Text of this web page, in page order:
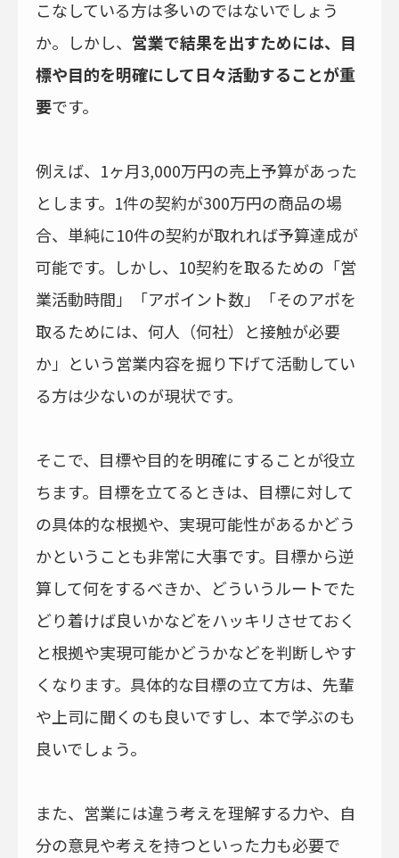
こなしている方は多いのではないでしょう
か。しかし、 営業で結果を出すためには、目
標や目的を明確にして日々活動することが重
要です。
例えば、1ヶ月3,000万円の売上予算があった
とします。1件の契約が300万円の商品の場
合、単純に10件の契約が取れれば予算達成が
可能です。しかし、10契約を取るための「営
業活動時間」「アポイント数」「そのアポを
取るためには、何人（何社）と接触が必要
か」という営業内容を掘り下げて活動してい
る方は少ないのが現状です。
そこで、目標や目的を明確にすることが役立
ちます。目標を立てるときは、目標に対して
の具体的な根拠や、実現可能性があるかどう
かということも非常に大事です。目標から逆
算して何をするべきか、どういうルートでた
どり着けば良いかなどをハッキリさせておく
と根拠や実現可能かどうかなどを判断しやす
くなります。具体的な目標の立て方は、先輩
や上司に聞くのも良いですし、本で学ぶのも
良いでしょう。
また、営業には違う考えを理解する力や、自
分の意見や考えを持つといった力も必要で